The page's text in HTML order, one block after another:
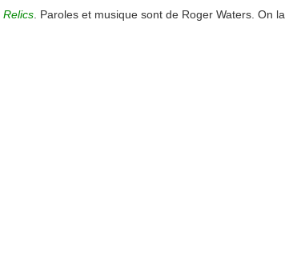
Relics . Paroles et musique sont de Roger Waters. On la